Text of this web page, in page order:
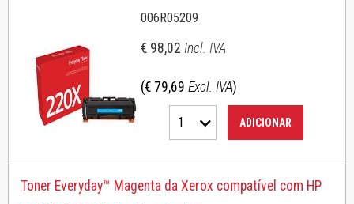
006R05209
€ 98,02 Incl. IVA
(€ 79,69 Excl. IVA)
1 ADICIONAR
Toner Everyday™ Magenta da Xerox compatível com HP